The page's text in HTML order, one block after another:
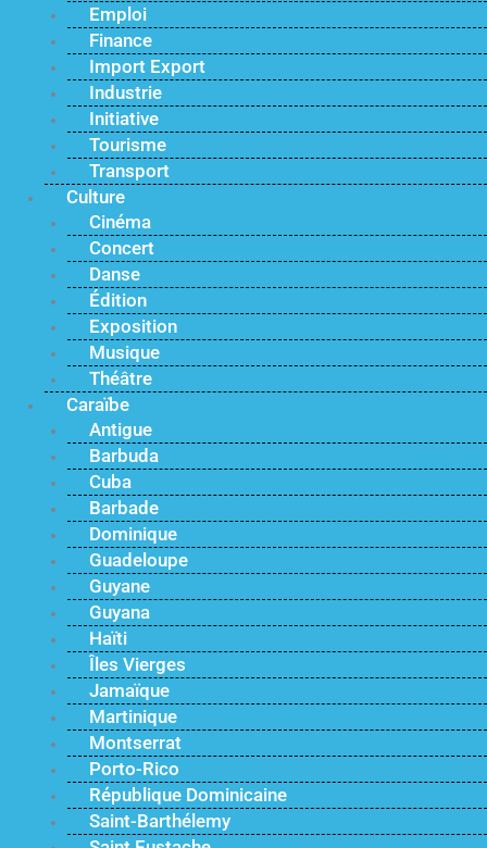
Emploi
Finance
Import Export
Industrie
Initiative
Tourisme
Transport
Culture
Cinéma
Concert
Danse
Édition
Exposition
Musique
Théâtre
Caraïbe
Antigue
Barbuda
Cuba
Barbade
Dominique
Guadeloupe
Guyane
Guyana
Haïti
Îles Vierges
Jamaïque
Martinique
Montserrat
Porto-Rico
République Dominicaine
Saint-Barthélemy